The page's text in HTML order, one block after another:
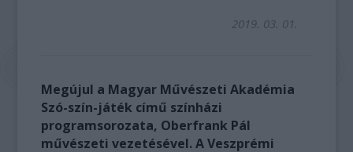
2019. 03. 01.
Megújul a Magyar Művészeti Akadémia
Szó-szín-játék című színházi
programsorozata, Oberfrank Pál
művészeti vezetésével. A Veszprémi